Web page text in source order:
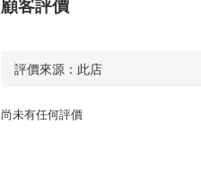
尚未有任何評價